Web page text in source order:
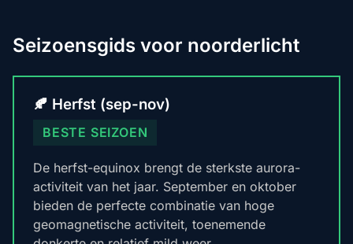
Seizoensgids voor noorderlicht
🍂 Herfst (sep-nov)
BESTE SEIZOEN
De herfst-equinox brengt de sterkste aurora-
activiteit van het jaar. September en oktober
bieden de perfecte combinatie van hoge
geomagnetische activiteit, toenemende